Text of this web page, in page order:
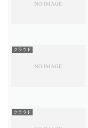
クラウド
クラウド